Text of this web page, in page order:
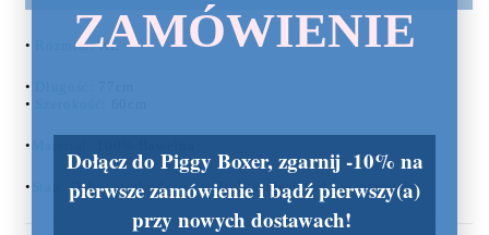
• Rozmiar: XL
•
•
•
• : Dobry, uszkodzony nadruk małe dziurki w materiale
ZAMÓWIENIE
Dołącz do Piggy Boxer, zgarnij -10% na
pierwsze zamówienie i bądź pierwszy(a)
przy nowych dostawach!